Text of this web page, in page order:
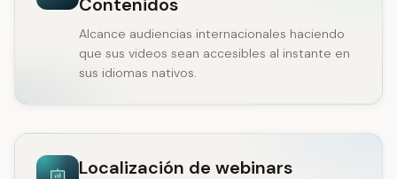
Alcance audiencias internacionales haciendo
que sus videos sean accesibles al instante en
sus idiomas nativos.
Localización de webinars